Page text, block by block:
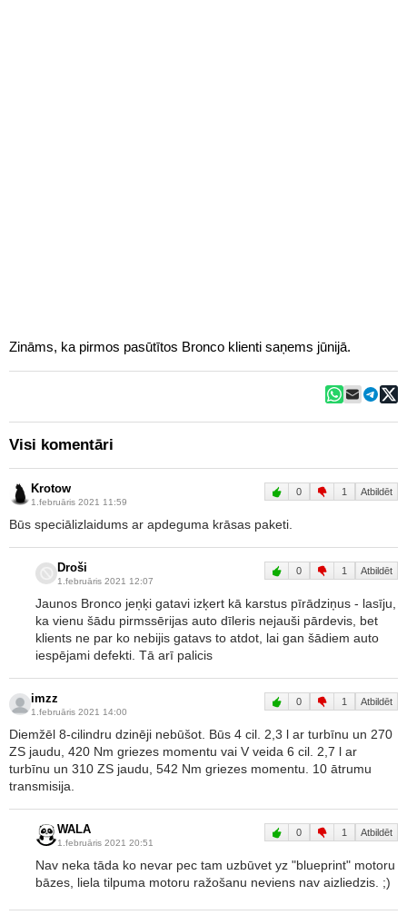
Zināms, ka pirmos pasūtītos Bronco klienti saņems jūnijā.
Visi komentāri
Krotow
1.februāris 2021 11:59
0 1 Atbildēt
Būs speciālizlaidums ar apdeguma krāsas paketi.
Droši
1.februāris 2021 12:07
0 1 Atbildēt
Jaunos Bronco jeņķi gatavi izķert kā karstus pīrādziņus - lasīju,
ka vienu šādu pirmssērijas auto dīleris nejauši pārdevis, bet
klients ne par ko nebijis gatavs to atdot, lai gan šādiem auto
iespējami defekti. Tā arī palicis
imzz
1.februāris 2021 14:00
0 1 Atbildēt
Diemžēl 8-cilindru dzinēji nebūšot. Būs 4 cil. 2,3 l ar turbīnu un 270
ZS jaudu, 420 Nm griezes momentu vai V veida 6 cil. 2,7 l ar
turbīnu un 310 ZS jaudu, 542 Nm griezes momentu. 10 ātrumu
transmisija.
WALA
1.februāris 2021 20:51
0 1 Atbildēt
Nav neka tāda ko nevar pec tam uzbūvet yz "blueprint" motoru
bāzes, liela tilpuma motoru ražošanu neviens nav aizliedzis. ;)